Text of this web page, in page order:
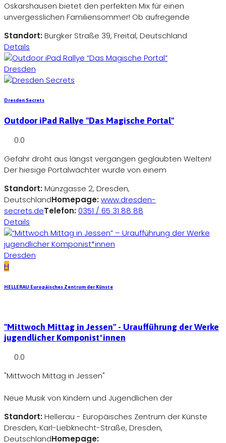
Oskarshausen bietet den perfekten Mix für einen
unvergesslichen Familiensommer! Ob aufregende
Standort:Burgker Straße 39, Freital, Deutschland
Details
Dresden
Dresden Secrets
Outdoor iPad Rallye "Das Magische Portal"
0.0
Gefahr droht aus längst vergangen geglaubten Welten!
Der hiesige Portalwächter wurde von einem
Standort:Münzgasse 2, Dresden,
DeutschlandHomepage:www.dresden-
secrets.deTelefon:0351 / 65 31 88 88
Details
Dresden
H
HELLERAU Europäisches Zentrum der Künste
"Mittwoch Mittag in Jessen" - Uraufführung der Werke
jugendlicher Komponist*innen
0.0
"Mittwoch Mittag in Jessen"
Neue Musik von Kindern und Jugendlichen der
Standort:Hellerau - Europäisches Zentrum der Künste
Dresden, Karl-Liebknecht-Straße, Dresden,
DeutschlandHomepage: